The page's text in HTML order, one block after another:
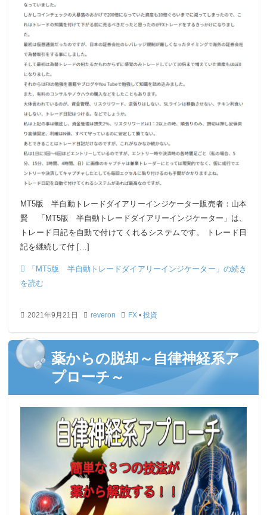
MT5版 半自動トレードダイアリーインジケーター販売者：山本
賢 「MT5版 半自動トレードダイアリーインジケーター」は、
トレード日記を自動で付けてくれるシステムです。 トレード日
記を継続して付 […]
「MT5版 半自動トレードダイアリーインジケーター」の続き
を読む
2021年9月21日 reveron FX • 投資
薬からの脱却～自律神経系ア
プローチ～